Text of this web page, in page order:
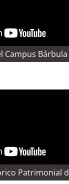
Campus Bárbula
Patrimonial